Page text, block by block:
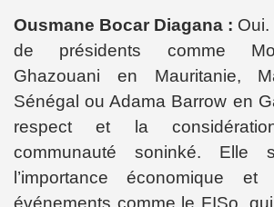
Ousmane Bocar Diagana : Oui.
de présidents comme
Ghazouani en Mauritanie,
Sénégal ou Adama Barrow en
respect et la
communauté soninké. Elle
l’importance économique
événements comme le FISo,